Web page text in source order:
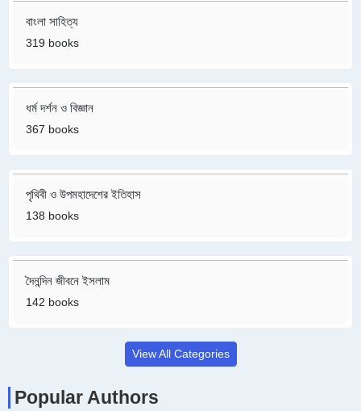
বাংলা সাহিত্য
319 books
ধর্ম দর্শন ও বিজ্ঞান
367 books
পৃথিবী ও উপমহাদেশের ইতিহাস
138 books
দৈনন্দিন জীবনে ইসলাম
142 books
View All Categories
Popular Authors